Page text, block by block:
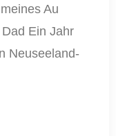
Au
Ein Jahr
Neuseeland-